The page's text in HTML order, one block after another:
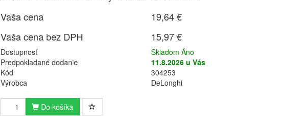
Vaša cena
19,64 €
Vaša cena bez DPH
15,97 €
Dostupnosť
Skladom Áno
Predpokladané dodanie
11.8.2026 u Vás
Kód
304253
Výrobca
DeLonghi
Do košíka